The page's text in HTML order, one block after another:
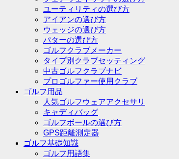
ユーティリティの選び方
アイアンの選び方
ウェッジの選び方
パターの選び方
ゴルフクラブメーカー
タイプ別クラブセッティング
中古ゴルフクラブナビ
プロゴルファー使用クラブ
ゴルフ用品
人気ゴルフウェアアクセサリ
キャディバッグ
ゴルフボールの選び方
GPS距離測定器
ゴルフ基礎知識
ゴルフ用語集